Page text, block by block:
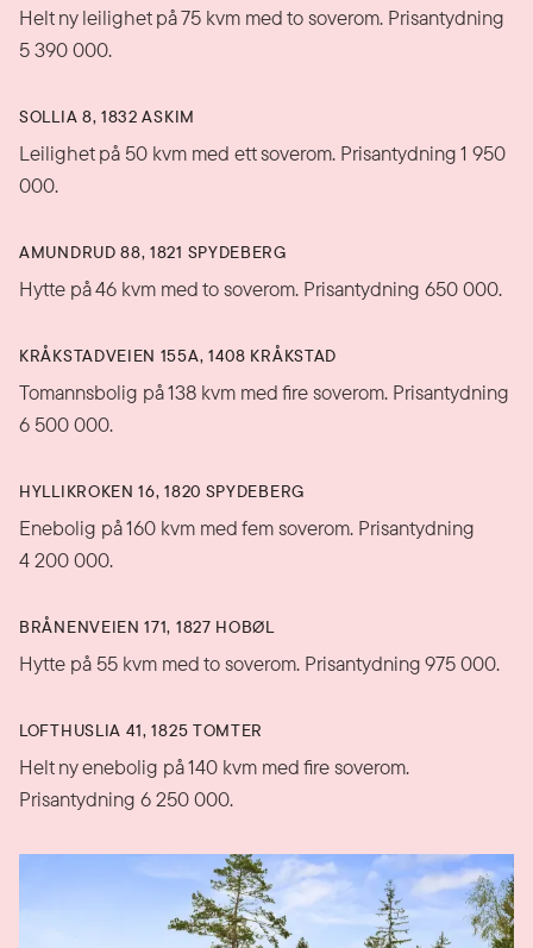
Helt ny leilighet på 75 kvm med to soverom. Prisantydning
5 390 000.
SOLLIA 8, 1832 ASKIM
Leilighet på 50 kvm med ett soverom. Prisantydning 1 950
000.
AMUNDRUD 88, 1821 SPYDEBERG
Hytte på 46 kvm med to soverom. Prisantydning 650 000.
KRÅKSTADVEIEN 155A, 1408 KRÅKSTAD
Tomannsbolig på 138 kvm med fire soverom. Prisantydning
6 500 000.
HYLLIKROKEN 16, 1820 SPYDEBERG
Enebolig på 160 kvm med fem soverom. Prisantydning
4 200 000.
BRÅNENVEIEN 171, 1827 HOBØL
Hytte på 55 kvm med to soverom. Prisantydning 975 000.
LOFTHUSLIA 41, 1825 TOMTER
Helt ny enebolig på 140 kvm med fire soverom.
Prisantydning 6 250 000.